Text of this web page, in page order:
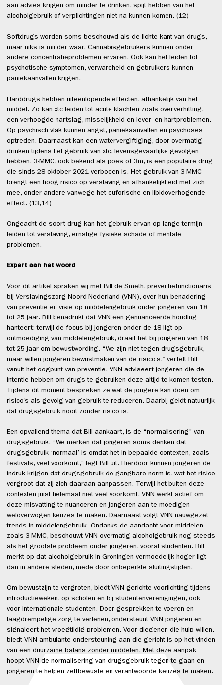
aan advies krijgen om minder te drinken, spijt hebben van het
alcoholgebruik of verplichtingen niet na kunnen komen. (12)
Softdrugs worden soms beschouwd als de lichte kant van drugs,
maar niks is minder waar. Cannabisgebruikers kunnen onder
andere concentratieproblemen ervaren. Ook kan het leiden tot
psychotische symptomen, verwardheid en gebruikers kunnen
paniekaanvallen krijgen.
Harddrugs hebben uiteenlopende effecten, afhankelijk van het
middel. Zo kan xtc leiden tot acute klachten zoals oververhitting,
een verhoogde hartslag, misselijkheid en lever- en hartproblemen.
Op psychisch vlak kunnen angst, paniekaanvallen en psychoses
optreden. Daarnaast kan een watervergiftiging, door overmatig
drinken tijdens het gebruik van xtc, levensgevaarlijke gevolgen
hebben. 3-MMC, ook bekend als poes of 3m, is een populaire drug
die sinds 28 oktober 2021 verboden is. Het gebruik van 3-MMC
brengt een hoog risico op verslaving en afhankelijkheid met zich
mee, onder andere vanwege het euforische en libidoverhogende
effect. (13,14)
Ongeacht de soort drug kan het gebruik ervan op lange termijn
leiden tot verslaving, ernstige fysieke schade of mentale
problemen.
Expert aan het woord
Voor dit artikel spraken wij met Bill de Smeth, preventiefunctionaris
bij Verslavingszorg Noord-Nederland (VNN), over hun benadering
van preventie en visie op middelengebruik onder jongeren van 18
tot 25 jaar. Bill benadrukt dat VNN een genuanceerde houding
hanteert: terwijl de focus bij jongeren onder de 18 ligt op
ontmoediging van middelengebruik, draait het bij jongeren van 18
tot 25 jaar om bewustwording. “We zijn niet tegen drugsgebruik,
maar willen jongeren bewustmaken van de risico’s,” vertelt Bill
vanuit het oogpunt van preventie. VNN adviseert jongeren die de
intentie hebben om drugs te gebruiken deze altijd te komen testen.
Tijdens dit moment bespreken ze wat de jongere kan doen om
risico’s als gevolg van gebruik te reduceren. Daarbij geldt natuurlijk
dat drugsgebruik nooit zonder risico is.
Een opvallend thema dat Bill aankaart, is de “normalisering” van
drugsgebruik. “We merken dat jongeren soms denken dat
drugsgebruik ‘normaal’ is omdat het in bepaalde contexten, zoals
festivals, veel voorkomt,” legt Bill uit. Hierdoor kunnen jongeren de
indruk krijgen dat drugsgebruik de gangbare norm is, wat het risico
vergroot dat zij zich daaraan aanpassen. Terwijl het buiten deze
contexten juist helemaal niet veel voorkomt. VNN werkt actief om
deze misvatting te nuanceren en jongeren aan te moedigen
weloverwogen keuzes te maken. Daarnaast volgt VNN nauwgezet
trends in middelengebruik. Ondanks de aandacht voor middelen
zoals 3-MMC, beschouwt VNN overmatig alcoholgebruik nog steeds
als het grootste probleem onder jongeren, vooral studenten. Bill
merkt op dat alcoholgebruik in Groningen vermoedelijk hoger ligt
dan in andere steden, mede door onbeperkte sluitingstijden.
Om bewustzijn te vergroten, biedt VNN gerichte voorlichting tijdens
introductieweken, op scholen en bij studentenverenigingen, ook
voor internationale studenten. Door gesprekken te voeren en
laagdrempelige zorg te verlenen, ondersteunt VNN jongeren en
signaleert het vroegtijdig problemen. Voor diegenen die hulp willen,
biedt VNN ambulante ondersteuning aan die gericht is op het vinden
van een duurzame balans zonder middelen. Met deze aanpak
hoopt VNN de normalisering van drugsgebruik tegen te gaan en
jongeren te helpen zelfbewuste en verantwoorde keuzes te maken.